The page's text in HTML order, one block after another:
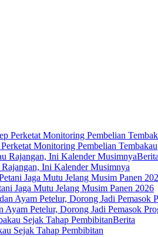
Monitoring Pembelian Tembakau
Berita
Ini Kalender Musimnya
Jaga Mutu Jelang Musim Panen 2026
Petelur, Dorong Jadi Pemasok
Berita
Sejak Tahap Pembibitan